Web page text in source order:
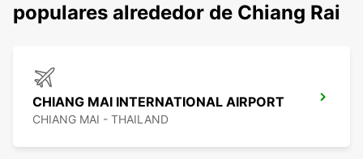
populares alrededor de Chiang Rai
CHIANG MAI INTERNATIONAL AIRPORT
CHIANG MAI - THAILAND